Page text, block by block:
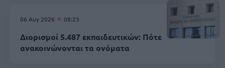
06 Αυγ 2026 08:23
Διορισμοί 5.487 εκπαιδευτικών: Πότε
ανακοινώνονται τα ονόματα